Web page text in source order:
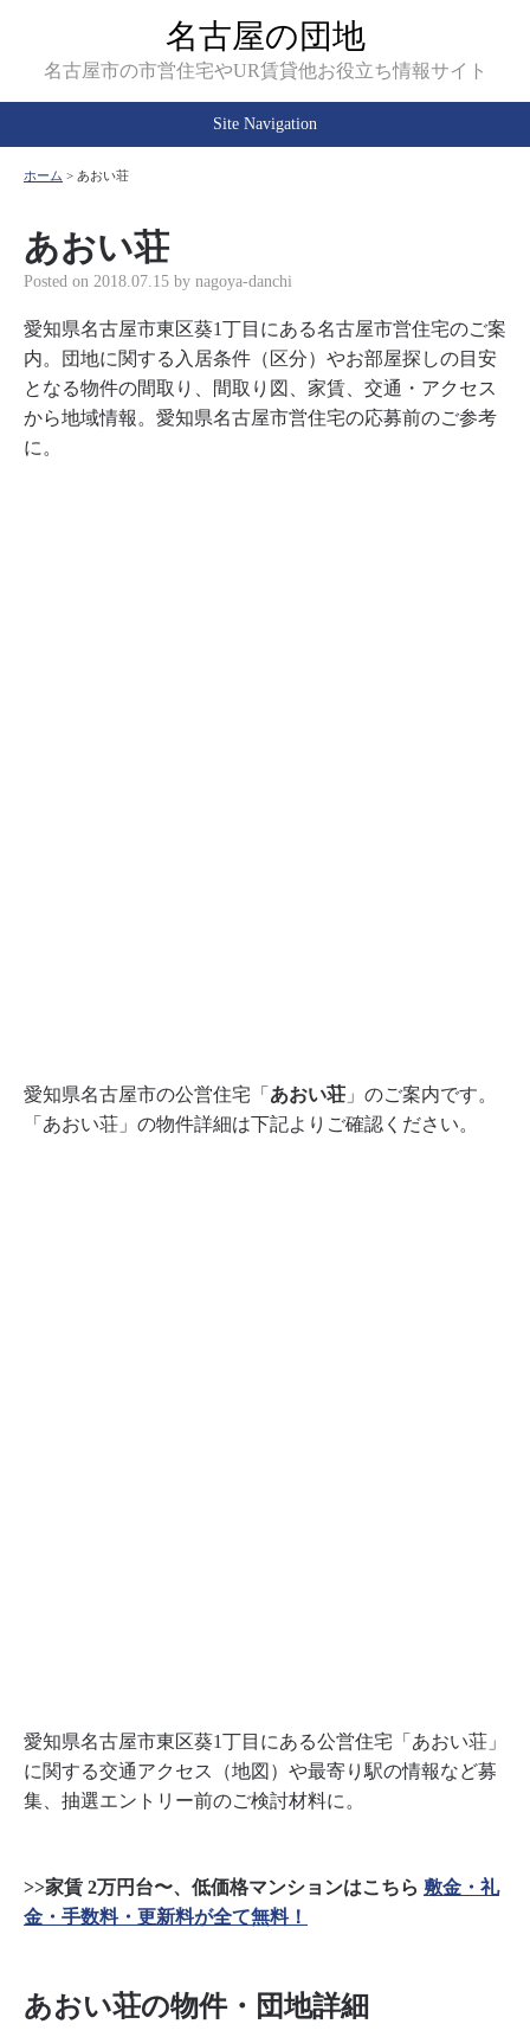
名古屋の団地
名古屋市の市営住宅やUR賃貸他お役立ち情報サイト
Site Navigation
ホーム > あおい荘
あおい荘
Posted on 2018.07.15 by nagoya-danchi
愛知県名古屋市東区葵1丁目にある名古屋市営住宅のご案
内。団地に関する入居条件（区分）やお部屋探しの目安
となる物件の間取り、間取り図、家賃、交通・アクセス
から地域情報。愛知県名古屋市営住宅の応募前のご参考
に。
愛知県名古屋市の公営住宅「 あおい荘 」のご案内です。
「あおい荘」の物件詳細は下記よりご確認ください。
愛知県名古屋市東区葵1丁目にある公営住宅「あおい荘」
に関する交通アクセス（地図）や最寄り駅の情報など募
集、抽選エントリー前のご検討材料に。
>>家賃 2万円台〜、低価格マンションはこちら 敷金・礼
金・手数料・更新料が全て無料！
あおい荘の物件・団地詳細